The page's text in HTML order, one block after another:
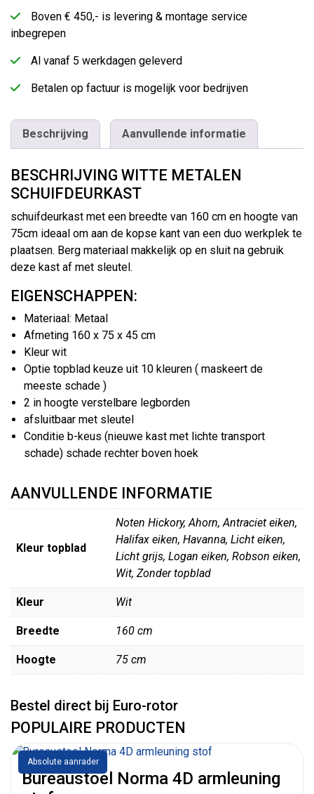
Boven € 450,- is levering & montage service
inbegrepen
Al vanaf 5 werkdagen geleverd
Betalen op factuur is mogelijk voor bedrijven
Beschrijving Aanvullende informatie
BESCHRIJVING WITTE METALEN
SCHUIFDEURKAST
schuifdeurkast met een breedte van 160 cm en hoogte van
75cm ideaal om aan de kopse kant van een duo werkplek te
plaatsen. Berg materiaal makkelijk op en sluit na gebruik
deze kast af met sleutel.
EIGENSCHAPPEN:
Materiaal: Metaal
Afmeting 160 x 75 x 45 cm
Kleur wit
Optie topblad keuze uit 10 kleuren ( maskeert de
meeste schade )
2 in hoogte verstelbare legborden
afsluitbaar met sleutel
Conditie b-keus (nieuwe kast met lichte transport
schade) schade rechter boven hoek
AANVULLENDE INFORMATIE
Kleur topblad
Noten Hickory, Ahorn, Antraciet eiken,
Halifax eiken, Havanna, Licht eiken,
Licht grijs, Logan eiken, Robson eiken,
Wit, Zonder topblad
Kleur Wit
Breedte 160 cm
Hoogte 75 cm
Bestel direct bij Euro-rotor
POPULAIRE PRODUCTEN
Absolute aanrader
Bureaustoel Norma 4D armleuning